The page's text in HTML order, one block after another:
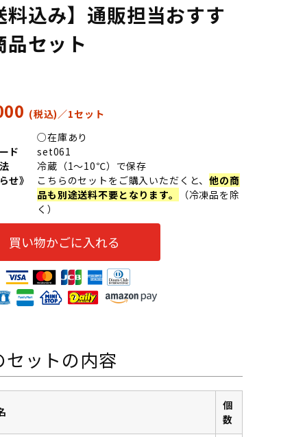
料込み】通販担当おすす
品セット
ド set061
○在庫あり
冷蔵（1～10℃）で保存
せ》
こちらのセットをご購入いただくと、他の商
品も別途送料不要となります。
（冷凍品を除
く）
買い物かごに入れる
セットの内容
個
数